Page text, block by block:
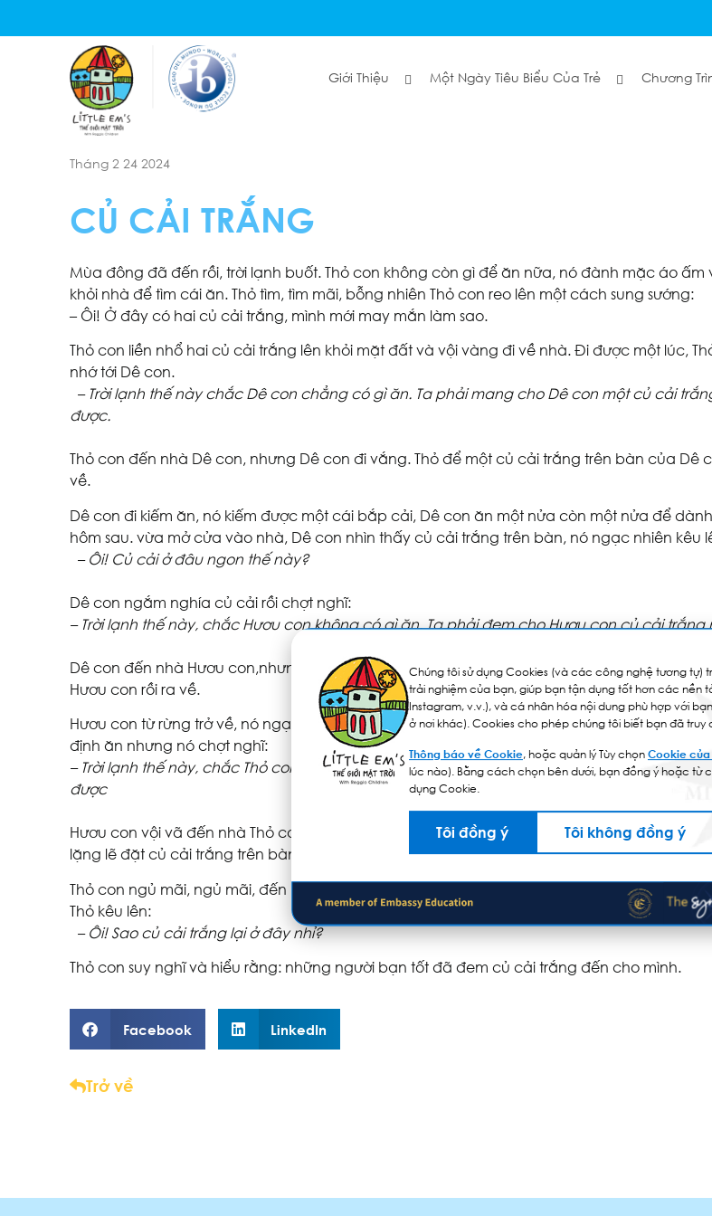
Giới Thiệu Một Ngày Tiêu Biểu Của Trẻ Chương
Tháng 2 24 2024
CỦ CẢI TRẮNG
Mùa đông đã đến rồi, trời lạnh buốt. Thỏ con không còn gì để ăn nữa, nó đành mặc áo ấm
khỏi nhà để tìm cái ăn. Thỏ tìm, tìm mãi, bỗng nhiên Thỏ con reo lên một cách sung sướng:
– Ôi! Ở đây có hai củ cải trắng, mình mới may mắn làm sao.
Thỏ con liền nhổ hai củ cải trắng lên khỏi mặt đất và vội vàng đi về nhà. Đi được một lúc,
nhớ tới Dê con.
– Trời lạnh thế này chắc Dê con chẳng có gì ăn. Ta phải mang cho Dê con một củ cải
được.
Thỏ con đến nhà Dê con, nhưng Dê con đi vắng. Thỏ để một củ cải trắng trên bàn của Dê
về.
Dê con đi kiếm ăn, nó kiếm được một cái bắp cải, Dê con ăn một nửa còn một nửa để
hôm sau. vừa mở cửa vào nhà, Dê con nhìn thấy củ cải trắng trên bàn, nó ngạc nhiên kêu
– Ôi! Củ cải ở đâu ngon thế này?
Dê con ngắm nghía củ cải rồi chợt nghĩ:
– Trời lạnh thế này, chắc Hươu con không có gì ăn. Ta phải đem cho Hươu con củ cải trắng
Dê con đến nhà Hươu con,nhưng Hươu con không có ở nhà, Dê con liền đặt củ cải trắng
Hươu con rồi ra về.
Hươu con từ rừng trở về, nó ngạc nhiên khi thấy có một củ cải trắng rất ngon ở trên bàn.
định ăn nhưng nó chợt nghĩ:
– Trời lạnh thế này, chắc Thỏ con không có gì ăn, ta phải đem củ cải trắng này đến cho
được
Hươu con vội vã đến nhà Thỏ con. Thỏ con đang ngủ say. Hươu con không muốn đánh thức
lặng lẽ đặt củ cải trắng trên bàn Thỏ con rồi ra về.
Thỏ con ngủ mãi, ngủ mãi, đến khi tỉnh dậy ngạc nhiên vô cùng, trên bàn của Thỏ có một
Thỏ kêu lên:
– Ôi! Sao củ cải trắng lại ở đây nhỉ?
Thỏ con suy nghĩ và hiểu rằng: những người bạn tốt đã đem củ cải trắng đến cho mình.
Facebook LinkedIn
Trở về
Chúng tôi sử dụng Cookies (và các công nghệ tương tự)
trải nghiệm của bạn, giúp bạn tận dụng tốt hơn các nền
Instagram, v.v.), và cá nhân hóa nội dung phù hợp với
ở nơi khác). Cookies cho phép chúng tôi biết bạn đã
Thông báo về Cookie, hoặc quản lý Tùy chọn Cookie
lúc nào). Bằng cách chọn bên dưới, bạn đồng ý hoặc từ
dụng Cookie.
Tôi đồng ý Tôi không đồng ý